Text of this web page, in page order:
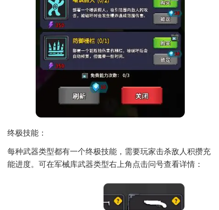
终极技能：
每种武器类型都有一个终极技能，需要玩家击杀敌人积攒充
能进度。可在军械库武器类型右上角点击问号查看详情：